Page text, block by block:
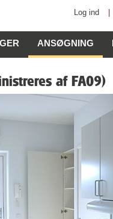
Log ind
ANSØGNING
af FA09)